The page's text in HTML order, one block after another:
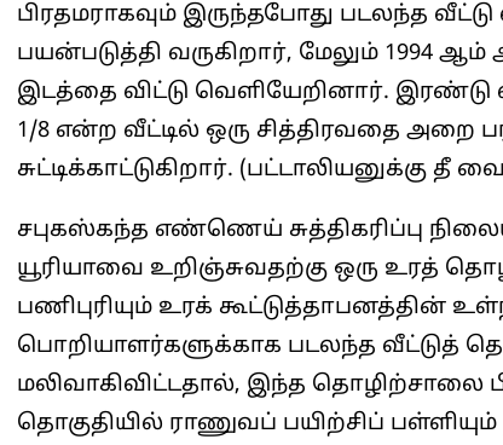
பிரதமராகவும் இருந்தபோது படலந்த
பயன்படுத்தி வருகிறார், மேலும்
இடத்தை விட்டு வெளியேறினார். இரண்டு
1/8 என்ற வீட்டில் ஒரு சித்திரவதை அறை
சுட்டிக்காட்டுகிறார். (பட்டாலியனுக்கு தீ
சபுகஸ்கந்த எண்ணெய் சுத்திகரிப்பு
யூரியாவை உறிஞ்சுவதற்கு ஒரு உரத்
பணிபுரியும் உரக் கூட்டுத்தாபனத்தின்
பொறியாளர்களுக்காக படலந்த வீட்டுத்
மலிவாகிவிட்டதால், இந்த தொழிற்சாலை
தொகுதியில் ராணுவப் பயிற்சிப்